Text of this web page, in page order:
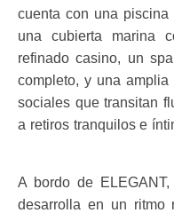
cuenta con una
una cubierta marina
refinado casino, un
completo, y una
sociales que transitan
a retiros tranquilos e
A bordo de
desarrolla en un ritmo